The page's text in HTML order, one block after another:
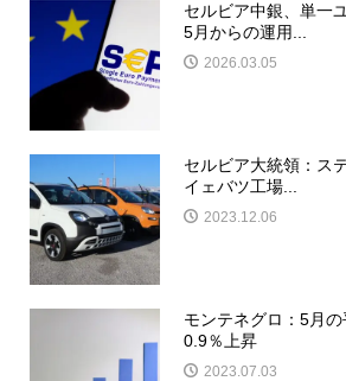
セルビア中銀、単一
5月からの運用...
2026.03.05
セルビア大統領：ス
イェバツ工場...
2023.12.06
モンテネグロ：5月
0.9％上昇
2023.07.03